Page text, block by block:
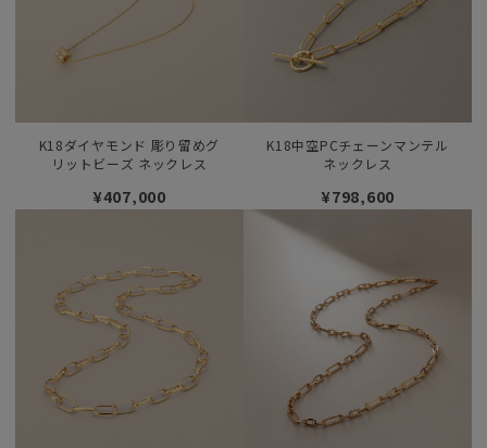
K18ダイヤモンド 彫り留めグ
リットビーズ ネックレス
¥407,000
K18中空PCチェーンマンテル
ネックレス
¥798,600